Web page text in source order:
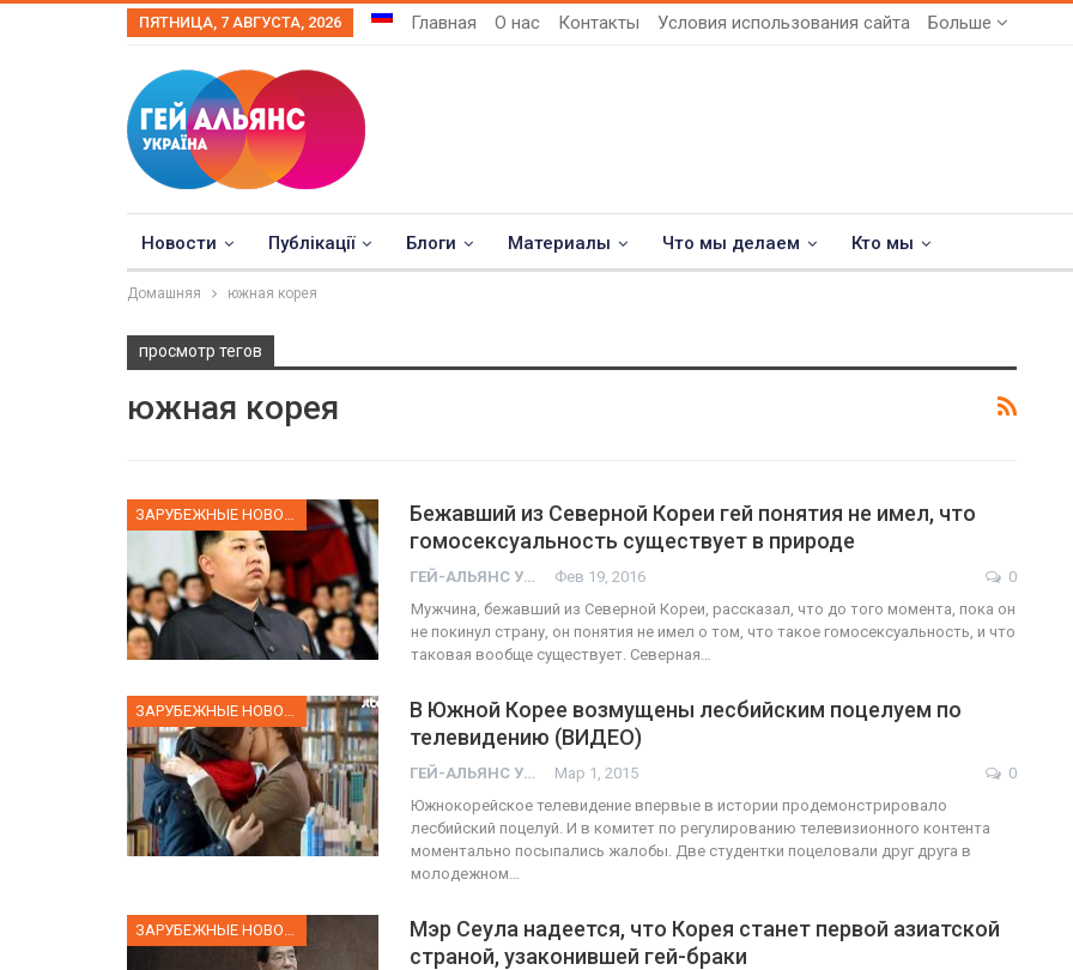
ПЯТНИЦА, 7 АВГУСТА, 2026 Главная О нас Контакты Условия использования сайта Больше
Новости Публікації Блоги Материалы Что мы делаем Кто мы
Домашняя южная корея
просмотр тегов
южная корея
Бежавший из Северной Кореи гей понятия не имел, что
гомосексуальность существует в природе
ГЕЙ-АЛЬЯНС УКРАИНА Фев 19, 2016
0
Мужчина, бежавший из Северной Кореи, рассказал, что до того момента, пока он
не покинул страну, он понятия не имел о том, что такое гомосексуальность, и что
таковая вообще существует. Северная…
В Южной Корее возмущены лесбийским поцелуем по
телевидению (ВИДЕО)
ГЕЙ-АЛЬЯНС УКРАИНА Мар 1, 2015
0
Южнокорейское телевидение впервые в истории продемонстрировало
лесбийский поцелуй. И в комитет по регулированию телевизионного контента
моментально посыпались жалобы. Две студентки поцеловали друг друга в
молодежном…
Мэр Сеула надеется, что Корея станет первой азиатской
страной, узаконившей гей-браки
ФОТО
Прайд в Тель-Авиве собрал 200
ГЕЙ-АЛЬЯНС УКРАИНА Июн 10, 2017 0
ФОТО
В